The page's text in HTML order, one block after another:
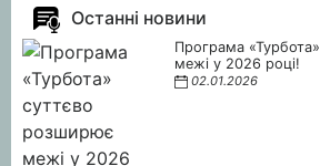
Останні новини
Програма
межі у 2026 році!
02.01.2026